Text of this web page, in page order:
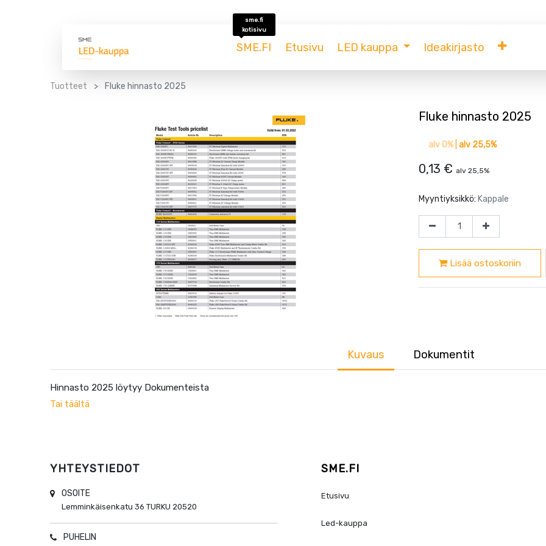
SME.FI
sme.fi
kotisivu
Etusivu LED kauppa Ideakirjasto
Tuotteet Fluke hinnasto 2025
Fluke hinnasto 2025
alv 0%| alv 25,5%
0,13 € alv 25,5%
Myyntiyksikkö: Kappale
Lisää ostoskoriin
Kuvaus Dokumentit
Hinnasto 2025 löytyy Dokumenteista
Tai täältä
YHTEYSTIEDOT
OSOITE
Lemminkäisenkatu 36 TURKU 20520
PUHELIN
SME.FI
Etusivu
Led-kauppa